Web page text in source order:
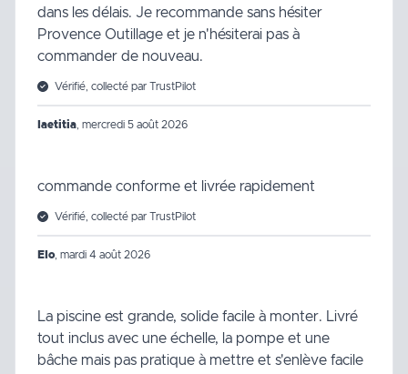
dans les délais. Je recommande sans hésiter
Provence Outillage et je n'hésiterai pas à
commander de nouveau.
Vérifié, collecté par TrustPilot
laetitia mercredi 5 août 2026
commande conforme et livrée rapidement
Vérifié, collecté par TrustPilot
Elo, mardi 4 août 2026
La piscine est grande, solide facile à monter. Livré
tout inclus avec une échelle, la pompe et une
bâche mais pas pratique à mettre et s'enlève facile